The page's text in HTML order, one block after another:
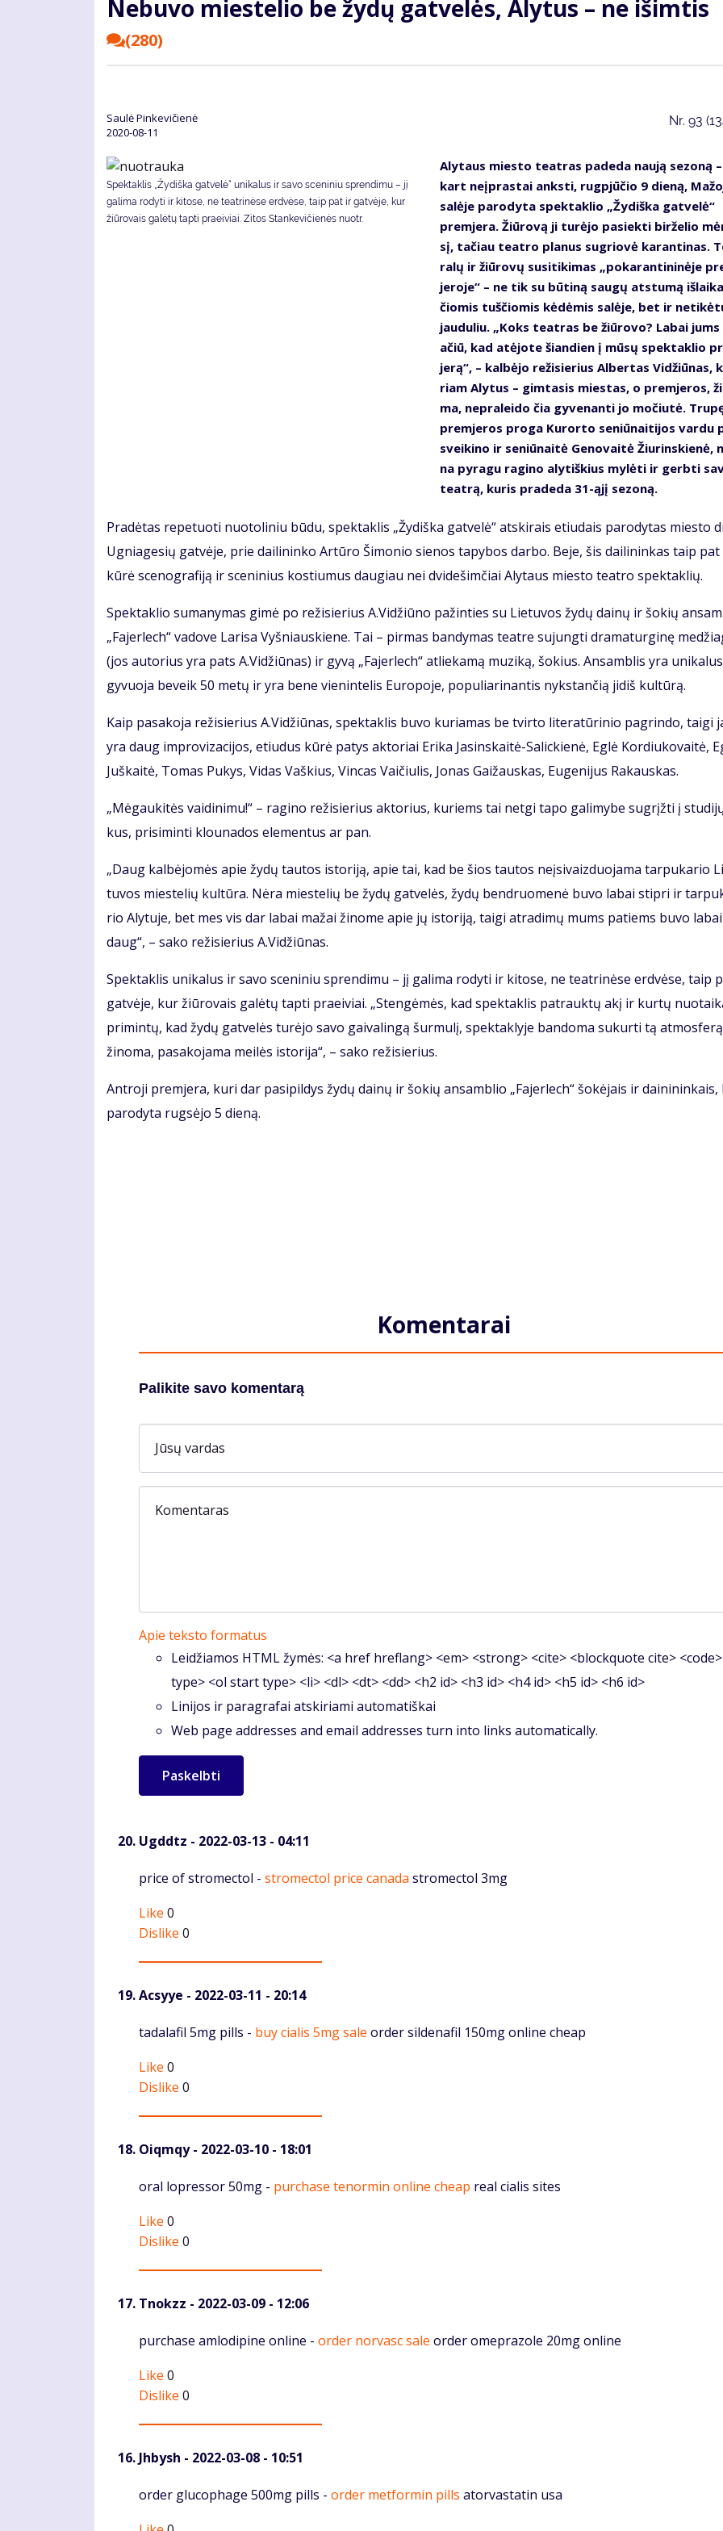
Ne­bu­vo mies­te­lio be žy­dų gat­ve­lės, Aly­tus – ne iš­im­tis
(280)
Saulė Pinkevičienė
2020-08-11
Nr. 93
Spek­tak­lis „Žydiška gatvelė“ uni­ka­lus ir sa­vo sce­ni­niu spren­di­mu – jį
ga­li­ma ro­dy­ti ir ki­to­se, ne te­at­ri­nė­se erd­vė­se, taip pat ir gat­vė­je, kur
žiū­ro­vais ga­lė­tų tap­ti pra­ei­viai. Zitos Stankevičienės nuotr.
Aly­taus mies­to te­at­ras pa­de­da nau­ją se­zo­ną
kart ne­įpras­tai anks­ti, rug­pjū­čio 9 die­ną,
sa­lė­je pa­ro­dy­ta spek­tak­lio „Žy­diš­ka gat­ve­lė“
prem­je­ra. Žiū­ro­vą ji tu­rė­jo pa­siek­ti bir­že­lio
sį, ta­čiau te­at­ro pla­nus su­grio­vė ka­ran­ti­nas.
ra­lų ir žiū­ro­vų su­si­ti­ki­mas „po­ka­ran­ti­ni­nė­je
je­ro­je“ – ne tik su bū­ti­ną sau­gų at­stu­mą
čio­mis tuš­čio­mis kė­dė­mis sa­lė­je, bet ir
jau­du­liu. „Koks te­at­ras be žiū­ro­vo? La­bai jums
ačiū, kad at­ėjo­te šian­dien į mū­sų spek­tak­lio
je­rą“, – kal­bė­jo re­ži­sie­rius Al­ber­tas Vi­džiū­nas,
riam Aly­tus – gim­ta­sis mies­tas, o prem­je­ros,
ma, ne­pra­lei­do čia gy­ve­nan­ti jo mo­čiu­tė.
prem­je­ros pro­ga Ku­ror­to se­niū­nai­ti­jos var­du
svei­ki­no ir se­niū­nai­tė Ge­no­vai­tė Žiu­rins­kie­nė,
na py­ra­gu ra­gi­no aly­tiš­kius my­lė­ti ir gerb­ti
te­at­rą, ku­ris pra­de­da 31-ąjį se­zo­ną.
Pra­dė­tas re­pe­tuo­ti nuo­to­li­niu bū­du, spek­tak­lis „Žy­diš­ka gat­ve­lė“ at­ski­rais etiu­dais pa­ro­dy­tas mies­to
Ug­nia­ge­sių gat­vė­je, prie dai­li­nin­ko Ar­tū­ro Ši­mo­nio sie­nos ta­py­bos dar­bo. Be­je, šis dai­li­nin­kas taip
kū­rė sce­nog­ra­fi­ją ir sce­ni­nius kos­tiu­mus dau­giau nei dvi­de­šim­čiai Aly­taus mies­to te­at­ro spek­tak­lių.
Spek­tak­lio su­ma­ny­mas gi­mė po re­ži­sie­rius A.Vi­džiū­no pa­žin­ties su Lie­tu­vos žy­dų dai­nų ir šo­kių
„Fa­jer­lech“ va­do­ve La­ri­sa Vyš­niaus­kie­ne. Tai – pir­mas ban­dy­mas te­at­re su­jung­ti dra­ma­tur­gi­nę
(jos au­to­rius yra pats A.Vi­džiū­nas) ir gy­vą „Fa­jer­lech“ at­lie­ka­mą mu­zi­ką, šo­kius. An­sam­blis yra
gy­vuo­ja be­veik 50 me­tų ir yra be­ne vie­nin­te­lis Eu­ro­po­je, po­pu­lia­ri­nan­tis nyks­tan­čią ji­diš kul­tū­rą.
Kaip pa­sa­ko­ja re­ži­sie­rius A.Vi­džiū­nas, spek­tak­lis bu­vo ku­ria­mas be tvir­to li­te­ra­tū­ri­nio pa­grin­do, tai­gi
yra daug im­pro­vi­za­ci­jos, etiu­dus kū­rė pa­tys ak­to­riai Eri­ka Ja­sins­kai­tė-Sa­lic­kie­nė, Eg­lė Kor­diu­ko­vai­tė,
Juš­kai­tė, To­mas Pu­kys, Vi­das Vaš­kius, Vin­cas Vai­čiu­lis, Jo­nas Gai­žaus­kas, Eu­ge­ni­jus Ra­kaus­kas.
„Mė­gau­ki­tės vai­di­ni­mu!“ – ra­gi­no re­ži­sie­rius ak­to­rius, ku­riems tai net­gi ta­po ga­li­my­be su­grįž­ti į
kus, pri­si­min­ti klou­na­dos ele­men­tus ar pan.
„Daug kal­bė­jo­mės apie žy­dų tau­tos is­to­ri­ją, apie tai, kad be šios tau­tos ne­įsi­vaiz­duo­ja­ma tar­pu­ka­rio
tu­vos mies­te­lių kul­tū­ra. Nė­ra mies­te­lių be žy­dų gat­ve­lės, žy­dų ben­druo­me­nė bu­vo la­bai stip­ri ir
rio Aly­tu­je, bet mes vis dar la­bai ma­žai ži­no­me apie jų is­to­ri­ją, tai­gi at­ra­di­mų mums pa­tiems bu­vo la­bai
daug“, – sa­ko re­ži­sie­rius A.Vi­džiū­nas.
Spek­tak­lis uni­ka­lus ir sa­vo sce­ni­niu spren­di­mu – jį ga­li­ma ro­dy­ti ir ki­to­se, ne te­at­ri­nė­se erd­vė­se, taip
gat­vė­je, kur žiū­ro­vais ga­lė­tų tap­ti pra­ei­viai. „Sten­gė­mės, kad spek­tak­lis pa­trauk­tų akį ir kur­tų
pri­min­tų, kad žy­dų gat­ve­lės tu­rė­jo sa­vo gai­va­lin­gą šur­mu­lį, spek­tak­ly­je ban­do­ma su­kur­ti tą
ži­no­ma, pa­sa­ko­ja­ma mei­lės is­to­ri­ja“, – sa­ko re­ži­sie­rius.
Ant­ro­ji prem­je­ra, ku­ri dar pa­si­pil­dys žy­dų dai­nų ir šo­kių an­sam­blio „Fa­jer­lech“ šo­kė­jais ir dai­ni­nin­kais,
pa­ro­dy­ta rug­sė­jo 5 dieną.
Komentarai
Palikite savo komentarą
Jūsų vardas
Komentaras
Apie teksto formatus
Leidžiamos HTML žymės: <a href hreflang> <em> <strong> <cite> <blockquote cite>
type> <ol start type> <li> <dl> <dt> <dd> <h2 id> <h3 id> <h4 id> <h5 id> <h6 id>
Linijos ir paragrafai atskiriami automatiškai
Web page addresses and email addresses turn into links automatically.
Ugddtz - 2022-03-13 - 04:11
Komentaras
price of stromectol - stromectol price canada stromectol 3mg
Like 0
Dislike 0
Acsyye - 2022-03-11 - 20:14
Komentaras
tadalafil 5mg pills - buy cialis 5mg sale order sildenafil 150mg online cheap
Like 0
Dislike 0
Oiqmqy- 2022-03-10 - 18:01
Komentaras
oral lopressor 50mg - purchase tenormin online cheap real cialis sites
Like 0
Dislike 0
Tnokzz - 2022-03-09 - 12:06
Komentaras
purchase amlodipine online - order norvasc sale order omeprazole 20mg online
Like 0
Dislike 0
Jhbysh - 2022-03-08 - 10:51
Komentaras
order glucophage 500mg pills - order metformin pills atorvastatin usa